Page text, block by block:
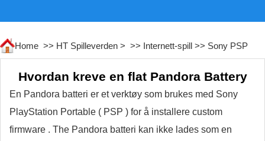
Home >> HT Spilleverden > >> Internett-spill >> Sony PSP
Hvordan kreve en flat Pandora Battery
En Pandora batteri er et verktøy som brukes med Sony
PlayStation Portable ( PSP ) for å installere custom
firmware . The Pandora batteri kan ikke lades som en